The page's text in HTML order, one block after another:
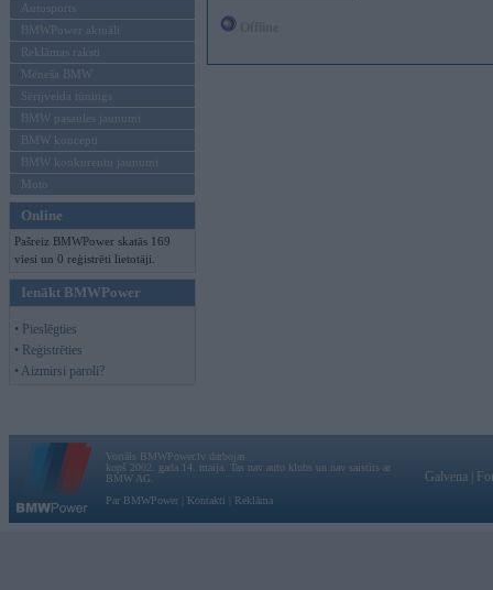
Autosports
BMWPower aktuāli
Reklāmas raksti
Mēneša BMW
Sērijveida tūnings
BMW pasaules jaunumi
BMW koncepti
BMW konkurentu jaunumi
Moto
Online
Pašreiz BMWPower skatās 169
viesi un 0 reģistrēti lietotāji.
Ienākt BMWPower
• Pieslēgties
• Reģistrēties
• Aizmirsi paroli?
Vortāls BMWPower.lv darbojas
kopš 2002. gada 14. maija. Tas nav auto klubs un nav saistīts ar
BMW AG.
Par BMWPower
Kontakti Reklāma
Galvena